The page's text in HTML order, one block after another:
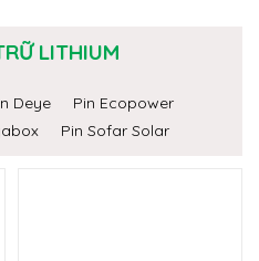
LITHIUM
Deye
Pin Ecopower
Pin Sofar Solar